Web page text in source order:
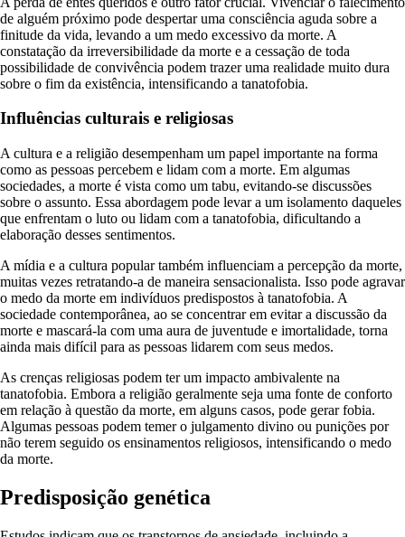
de alguém próximo pode despertar uma consciência aguda sobre a
finitude da vida, levando a um medo excessivo da morte. A
constatação da irreversibilidade da morte e a cessação de toda
possibilidade de convivência podem trazer uma realidade muito dura
sobre o fim da existência, intensificando a tanatofobia.
Influências culturais e religiosas
A cultura e a religião desempenham um papel importante na forma
como as pessoas percebem e lidam com a morte. Em algumas
sociedades, a morte é vista como um tabu, evitando-se discussões
sobre o assunto. Essa abordagem pode levar a um isolamento daqueles
que enfrentam o luto ou lidam com a tanatofobia, dificultando a
elaboração desses sentimentos.
A mídia e a cultura popular também influenciam a percepção da morte,
muitas vezes retratando-a de maneira sensacionalista. Isso pode agravar
o medo da morte em indivíduos predispostos à tanatofobia. A
sociedade contemporânea, ao se concentrar em evitar a discussão da
morte e mascará-la com uma aura de juventude e imortalidade, torna
ainda mais difícil para as pessoas lidarem com seus medos.
As crenças religiosas podem ter um impacto ambivalente na
tanatofobia. Embora a religião geralmente seja uma fonte de conforto
em relação à questão da morte, em alguns casos, pode gerar fobia.
Algumas pessoas podem temer o julgamento divino ou punições por
não terem seguido os ensinamentos religiosos, intensificando o medo
da morte.
Predisposição genética